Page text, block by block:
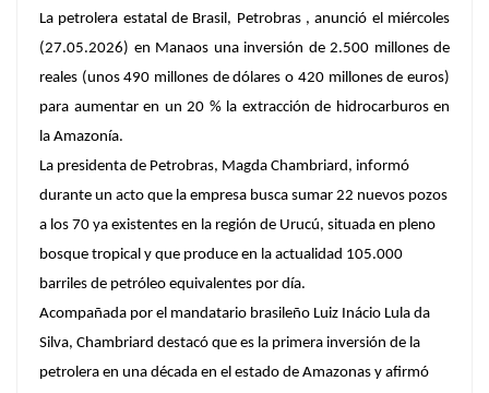
La petrolera estatal de Brasil, Petrobras , anunció el miércoles
(27.05.2026) en Manaos una inversión de 2.500 millones de
reales (unos 490 millones de dólares o 420 millones de euros)
para aumentar en un 20 % la extracción de hidrocarburos en
la Amazonía.
La presidenta de Petrobras, Magda Chambriard, informó
durante un acto que la empresa busca sumar 22 nuevos pozos
a los 70 ya existentes en la región de Urucú, situada en pleno
bosque tropical y que produce en la actualidad 105.000
barriles de petróleo equivalentes por día.
Acompañada por el mandatario brasileño Luiz Inácio Lula da
Silva, Chambriard destacó que es la primera inversión de la
petrolera en una década en el estado de Amazonas y afirmó